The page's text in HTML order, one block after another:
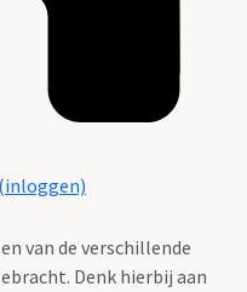
van de verschillende
Denk hierbij aan